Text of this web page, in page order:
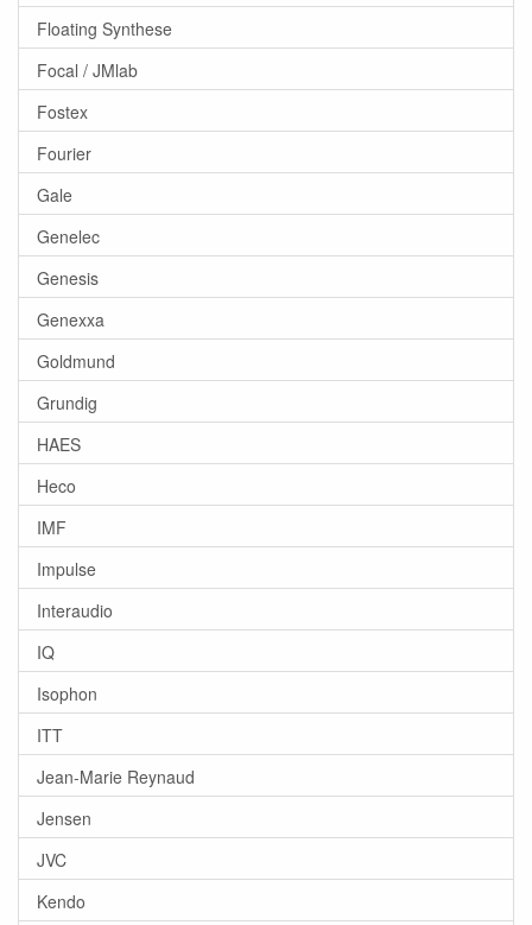
Floating Synthese
Focal / JMlab
Fostex
Fourier
Gale
Genelec
Genesis
Genexxa
Goldmund
Grundig
HAES
Heco
IMF
Impulse
Interaudio
IQ
Isophon
ITT
Jean-Marie Reynaud
Jensen
JVC
Kendo